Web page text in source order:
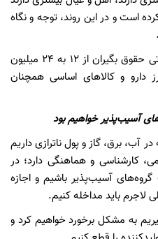
کرده است و در این روند، توجه و نگاه
وی با تاکید بر این که معافیت مالیاتی حقوق بگیران از ۱۲ به ۲۴ میلیون
دارو و کالاهای اساسی همچنان
آسیب‌پذیر خواهیم بود
آب، برق، گاز و پول ناترازی داریم
کارشناسی و هماهنگی دارد؛ در
آسیب‌پذیر باشیم و اجازه
لاجرم باید مداخله کنیم.
به مشکل برخورد خواهیم کرد و